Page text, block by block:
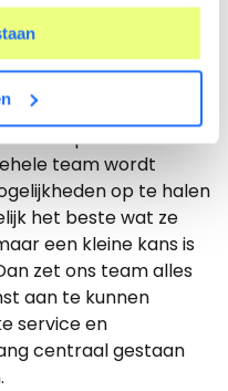
gedragen door een
dan 15 gedreven
passie om
team wordt
op te halen
het beste wat ze
een kleine kans is
zet ons team alles
aan te kunnen
service en
centraal gestaan